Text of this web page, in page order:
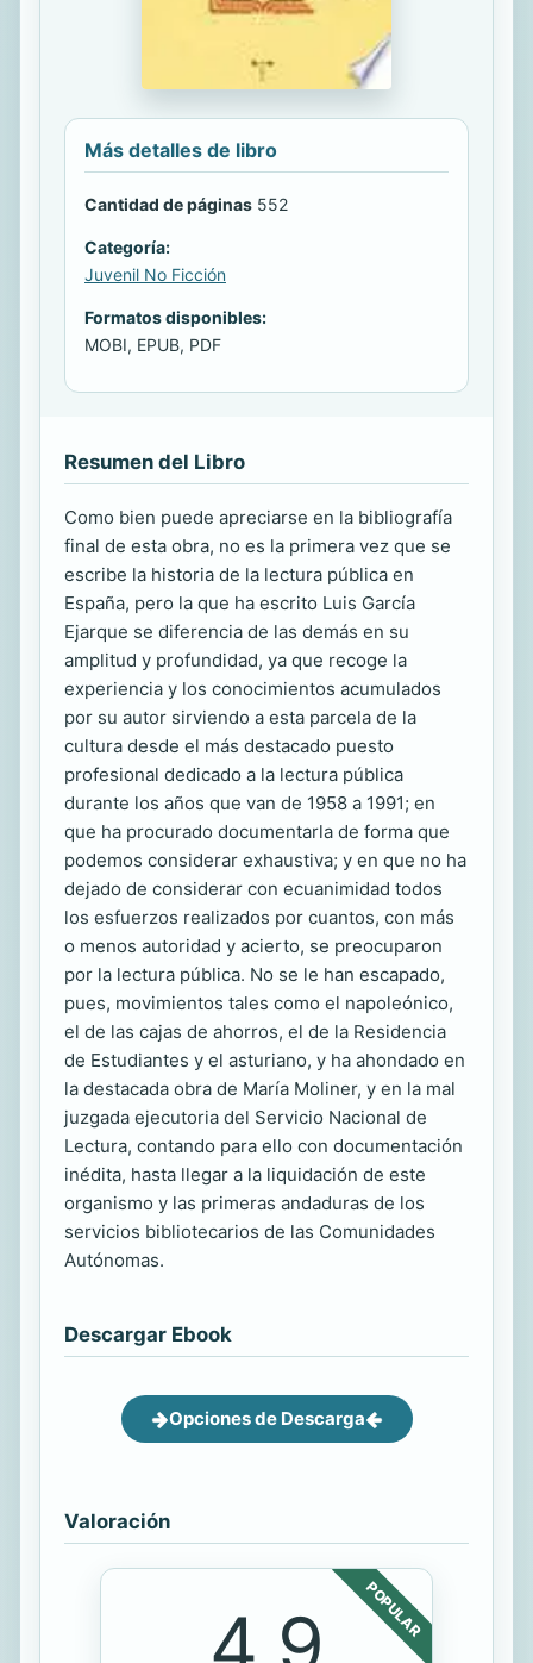
Más detalles de libro
Cantidad de páginas 552
Categoría:
Juvenil No Ficción
Formatos disponibles:
MOBI, EPUB, PDF
Resumen del Libro
Como bien puede apreciarse en la bibliografía
final de esta obra, no es la primera vez que se
escribe la historia de la lectura pública en
España, pero la que ha escrito Luis García
Ejarque se diferencia de las demás en su
amplitud y profundidad, ya que recoge la
experiencia y los conocimientos acumulados
por su autor sirviendo a esta parcela de la
cultura desde el más destacado puesto
profesional dedicado a la lectura pública
durante los años que van de 1958 a 1991; en
que ha procurado documentarla de forma que
podemos considerar exhaustiva; y en que no ha
dejado de considerar con ecuanimidad todos
los esfuerzos realizados por cuantos, con más
o menos autoridad y acierto, se preocuparon
por la lectura pública. No se le han escapado,
pues, movimientos tales como el napoleónico,
el de las cajas de ahorros, el de la Residencia
de Estudiantes y el asturiano, y ha ahondado en
la destacada obra de María Moliner, y en la mal
juzgada ejecutoria del Servicio Nacional de
Lectura, contando para ello con documentación
inédita, hasta llegar a la liquidación de este
organismo y las primeras andaduras de los
servicios bibliotecarios de las Comunidades
Autónomas.
Descargar Ebook
Opciones de Descarga
Valoración
POPULAR